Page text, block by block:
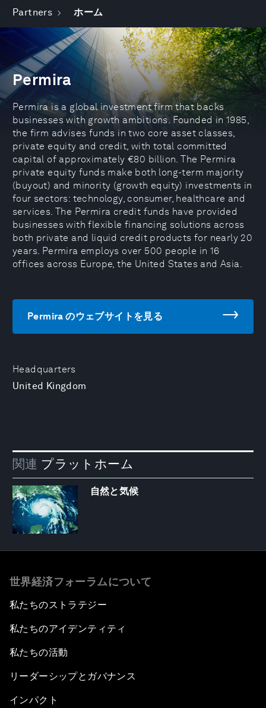
Partners ホーム
Headquarters
United Kingdom
Permira
Permira is a global investment firm that backs
businesses with growth ambitions. Founded in 1985,
the firm advises funds in two core asset classes,
private equity and credit, with total committed
capital of approximately €80 billion. The Permira
private equity funds make both long-term majority
(buyout) and minority (growth equity) investments in
four sectors: technology, consumer, healthcare and
services. The Permira credit funds have provided
businesses with flexible financing solutions across
both private and liquid credit products for nearly 20
years. Permira employs over 500 people in 16
offices across Europe, the United States and Asia.
Permira のウェブサイトを見る
関連 プラットホーム
自然と気候
世界経済フォーラムについて
私たちのストラテジー
私たちのアイデンティティ
私たちの活動
リーダーシップとガバナンス
インパクト